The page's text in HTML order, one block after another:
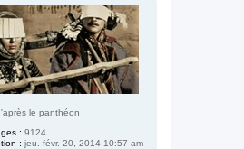
le panthéon
: 9124
: jeu. févr. 20, 2014 10:57 am